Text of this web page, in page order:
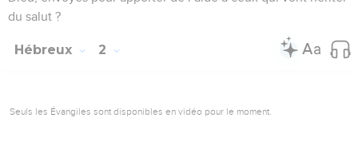
du salut ?
Hébreux 2
Seuls les Évangiles sont disponibles en vidéo pour le moment.